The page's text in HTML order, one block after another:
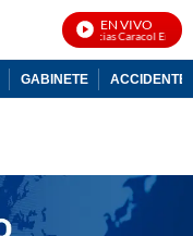
EN VIVO
Noticias Caracol En Vivo
GABINETE ACCIDENTE